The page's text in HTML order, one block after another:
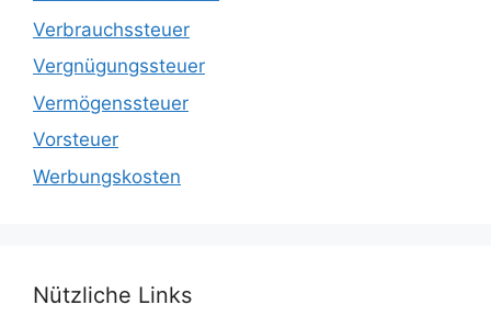
Verbrauchssteuer
Vergnügungssteuer
Vermögenssteuer
Vorsteuer
Werbungskosten
Nützliche Links